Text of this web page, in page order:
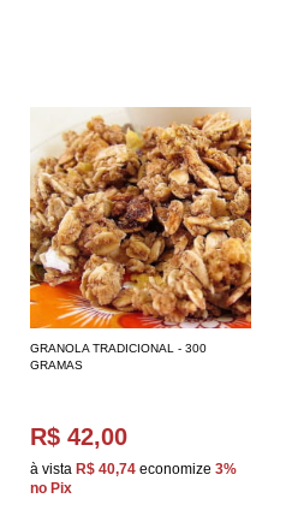
GRANOLA TRADICIONAL - 300
GRAMAS
R$ 42,00
à vista R$ 40,74 economize 3%
no Pix